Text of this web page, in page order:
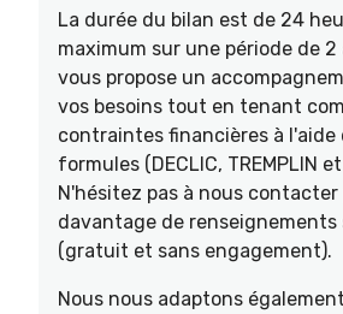
La durée du bilan est de 24
maximum sur une période de 2
vous propose un
vos besoins tout en tenant
contraintes financières à l'aide
formules (DECLIC, TREMPLIN et
N'hésitez pas à nous
davantage de renseignements
(gratuit et sans engagement).
Nous nous adaptons